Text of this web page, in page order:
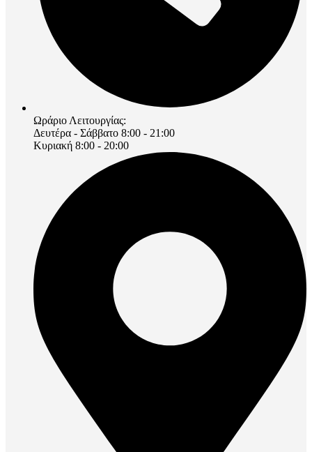
Ωράριο Λειτουργίας:
Δευτέρα - Σάββατο 8:00 - 21:00
Κυριακή 8:00 - 20:00